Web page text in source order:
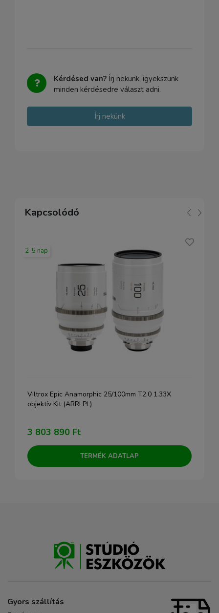
Kérdésed van? Írj nekünk, igyekszünk
minden kérdésedre választ adni.
Írj nekünk
Kapcsolódó
2-5 nap
Viltrox Epic Anamorphic 25/100mm T2.0 1.33X
objektív Kit (ARRI PL)
3 803 890 Ft
TERMÉK ADATLAP
Gyors szállítás